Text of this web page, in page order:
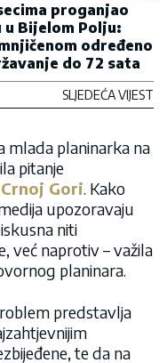
proganjao
u Bijelom Polju:
određeno
do 72 sata
SLJEDEĆA VIJEST
mlada planinarka na
pitanje
Crnoj Gori. Kako
upozoravaju
niti
već naprotiv – važila
planinara.
predstavlja
te da na